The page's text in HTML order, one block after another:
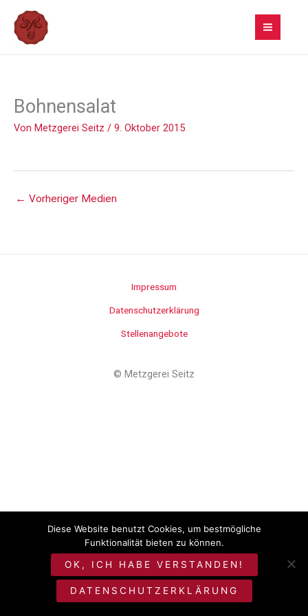
Inhalt
springen
Bohnensalat
Von Metzgerei Seitz / 9. Oktober 2015
← Vorheriger Medien
Impressum
Datenschutzerklärung
Stellenangebote
© Metzgerei Seitz
Diese Website benutzt Cookies, um bestmögliche
Funktionalität bieten zu können.
OK, ICH HABE VERSTANDEN!
DATENSCHUTZERKLÄRUNG